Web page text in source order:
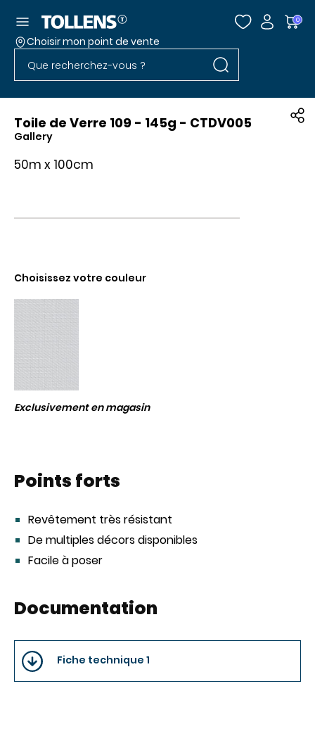
0
Passer la liste des magasins et aller au pied
Choisir mon point de vente
Rechercher dans le site Rechercher
Accéder au menu
Toile de Verre 109 - 145g - CTDV005
Gallery
50m x 100cm
Choisissez votre couleur
Exclusivement en magasin
Points forts
Revêtement très résistant
De multiples décors disponibles
Facile à poser
Documentation
Fiche technique 1